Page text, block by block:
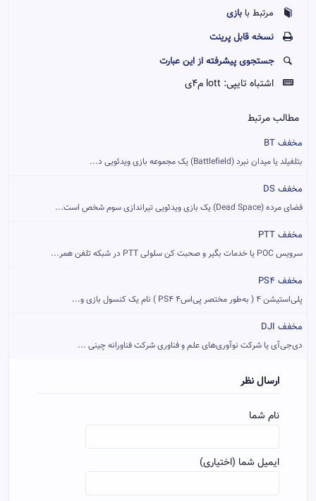
مرتبط بابازی
نسخه قابل پرينت
جستجوی پیشرفته از این عبارت
اشتباه تایپی: lott م4ی
مطالب مرتبط
مخفف BT
بتلفیلد یا میدان نبرد (Battlefield) یک مجموعه بازی ویدئویی د...
مخفف DS
فضای مرده (Dead Space) یک بازی ویدئویی تیراندازی سوم شخص است...
مخفف PTT
سرویس POC یا خدمات بگیر و صحبت کن سلولی PTT در شبکه تلفن همر...
مخفف PS4
پلی‌استیشن ۴ ( به‌طور مختصر پی‌اس۴ PS4 ) نام یک کنسول بازی و...
مخفف DJI
دی‌جی‌آی یا شرکت نوآوری‌های علم و فناوری شرکت فناورانه چینی ...
ارسال نظر
نام شما
ایمیل شما (اختیاری)